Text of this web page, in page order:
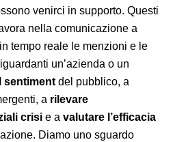
venirci in supporto.Questi
nella comunicazione a
in tempo reale le menzioni e le
un’azienda o un
sentimentdel pubblico, a
a rilevare
crisi e avalutare l’efficacia
Diamo uno sguardo